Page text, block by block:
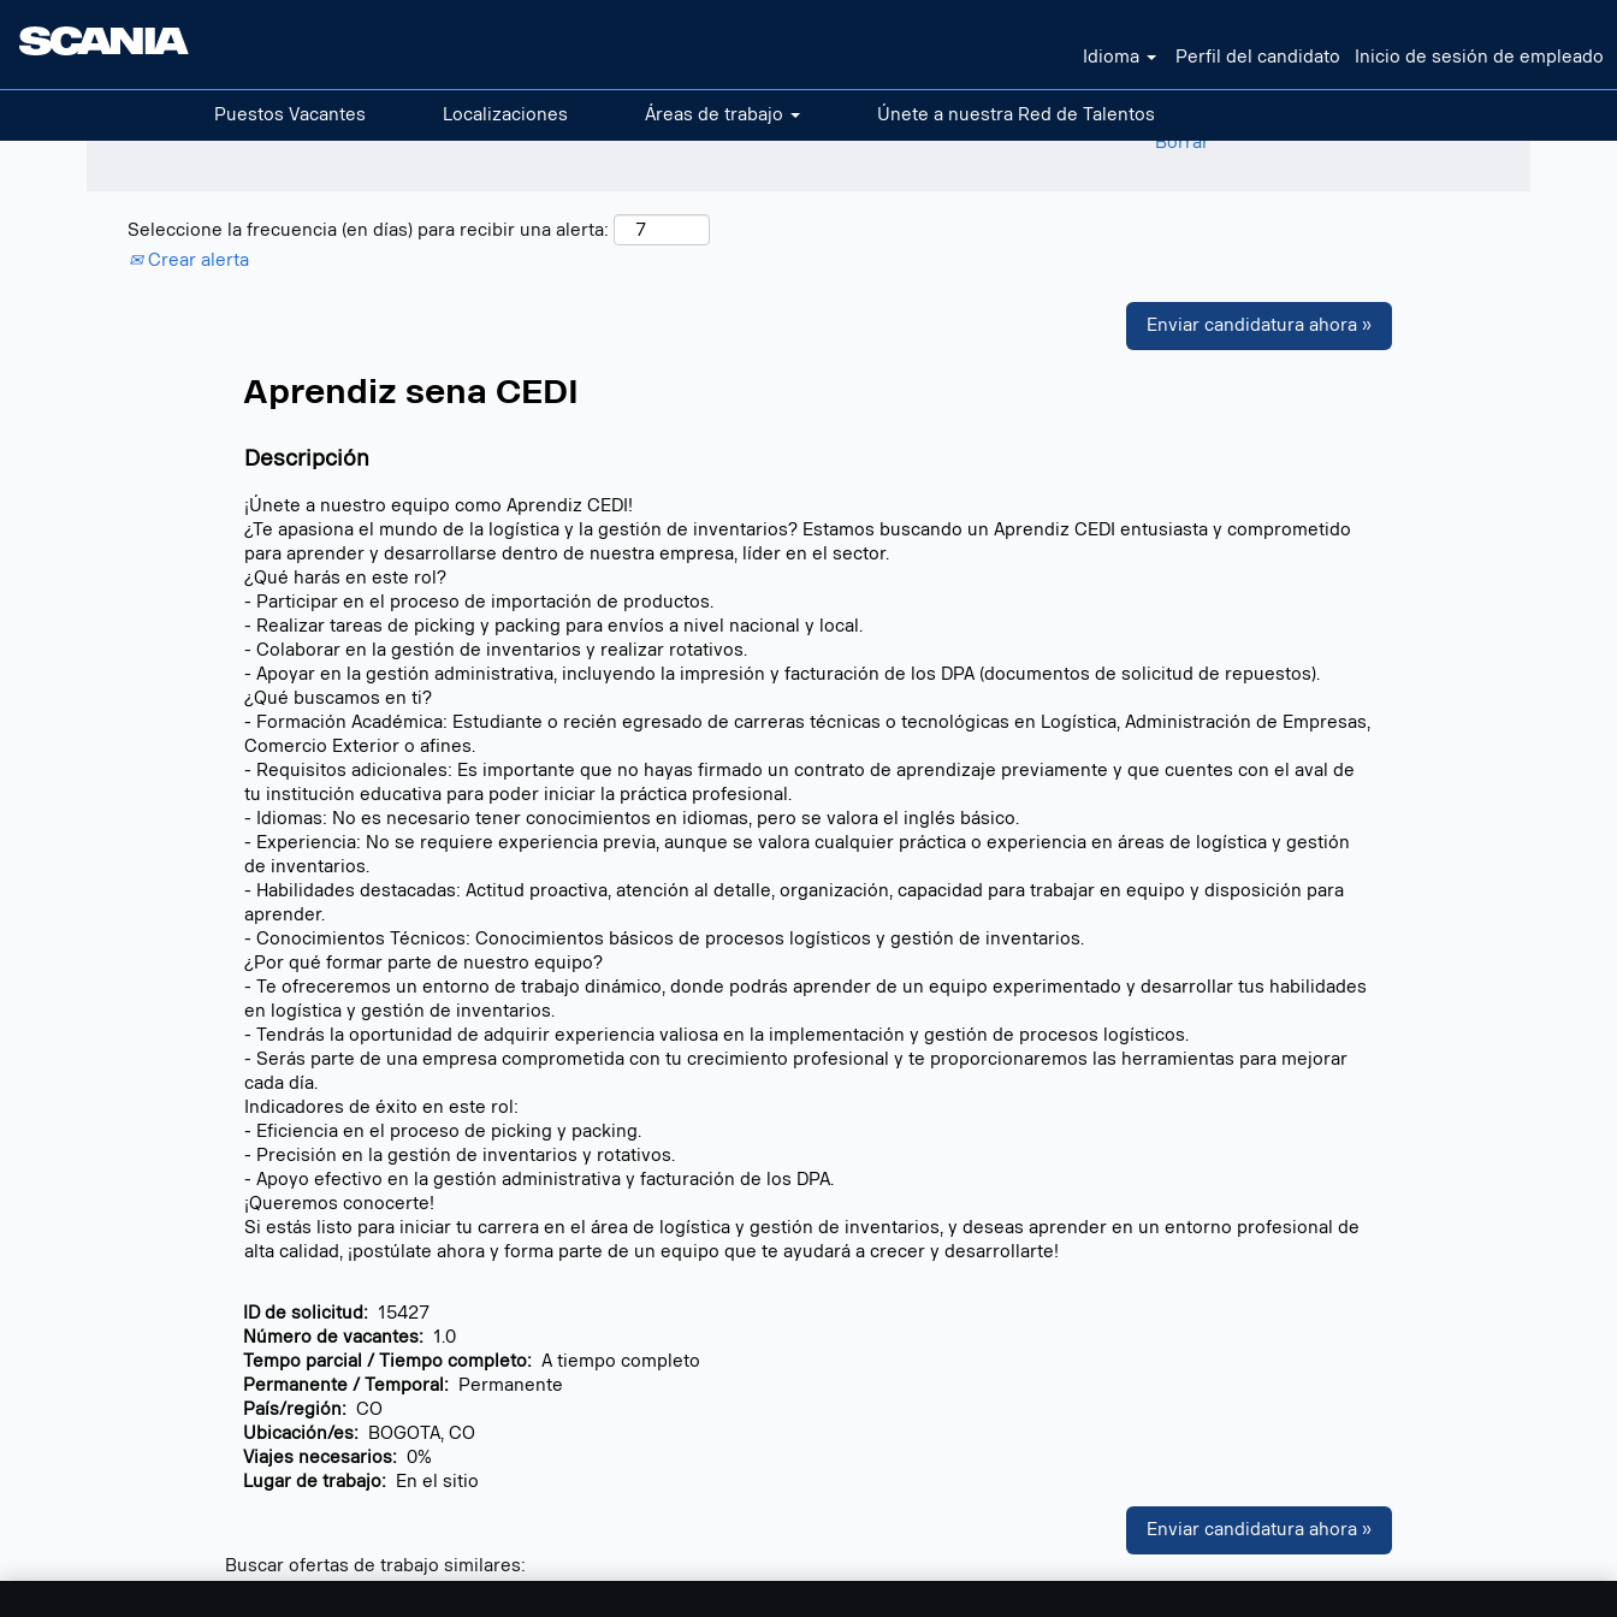
Idioma Perfil del candidato Inicio de sesión de empleado
Puestos Vacantes Localizaciones Áreas de trabajo Únete a nuestra Red de Talentos
Mostrar más opciones
Borrar
Seleccione la frecuencia (en días) para recibir una alerta:
Crear alerta
Enviar candidatura ahora »
Aprendiz sena CEDI
Descripción
¡Únete a nuestro equipo como Aprendiz CEDI!
¿Te apasiona el mundo de la logística y la gestión de inventarios? Estamos buscando un Aprendiz CEDI entusiasta y comprometido
para aprender y desarrollarse dentro de nuestra empresa, líder en el sector.
¿Qué harás en este rol?
- Participar en el proceso de importación de productos.
- Realizar tareas de picking y packing para envíos a nivel nacional y local.
- Colaborar en la gestión de inventarios y realizar rotativos.
- Apoyar en la gestión administrativa, incluyendo la impresión y facturación de los DPA (documentos de solicitud de repuestos).
¿Qué buscamos en ti?
- Formación Académica: Estudiante o recién egresado de carreras técnicas o tecnológicas en Logística, Administración de Empresas,
Comercio Exterior o afines.
- Requisitos adicionales: Es importante que no hayas firmado un contrato de aprendizaje previamente y que cuentes con el aval de
tu institución educativa para poder iniciar la práctica profesional.
- Idiomas: No es necesario tener conocimientos en idiomas, pero se valora el inglés básico.
- Experiencia: No se requiere experiencia previa, aunque se valora cualquier práctica o experiencia en áreas de logística y gestión
de inventarios.
- Habilidades destacadas: Actitud proactiva, atención al detalle, organización, capacidad para trabajar en equipo y disposición para
aprender.
- Conocimientos Técnicos: Conocimientos básicos de procesos logísticos y gestión de inventarios.
¿Por qué formar parte de nuestro equipo?
- Te ofreceremos un entorno de trabajo dinámico, donde podrás aprender de un equipo experimentado y desarrollar tus habilidades
en logística y gestión de inventarios.
- Tendrás la oportunidad de adquirir experiencia valiosa en la implementación y gestión de procesos logísticos.
- Serás parte de una empresa comprometida con tu crecimiento profesional y te proporcionaremos las herramientas para mejorar
cada día.
Indicadores de éxito en este rol:
- Eficiencia en el proceso de picking y packing.
- Precisión en la gestión de inventarios y rotativos.
- Apoyo efectivo en la gestión administrativa y facturación de los DPA.
¡Queremos conocerte!
Si estás listo para iniciar tu carrera en el área de logística y gestión de inventarios, y deseas aprender en un entorno profesional de
alta calidad, ¡postúlate ahora y forma parte de un equipo que te ayudará a crecer y desarrollarte!
ID de solicitud: 15427
Número de vacantes: 1.0
Tempo parcial / Tiempo completo: A tiempo completo
Permanente / Temporal: Permanente
País/región: CO
Ubicación/es: BOGOTA, CO
Viajes necesarios: 0%
Lugar de trabajo: En el sitio
Enviar candidatura ahora »
Buscar ofertas de trabajo similares: